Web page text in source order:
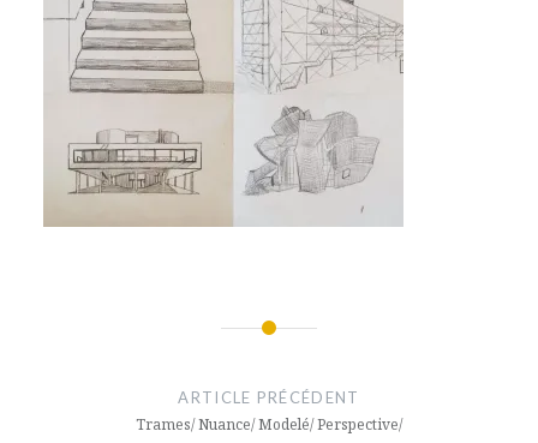
ARTICLE PRÉCÉDENT
Trames/ Nuance/ Modelé/ Perspective/